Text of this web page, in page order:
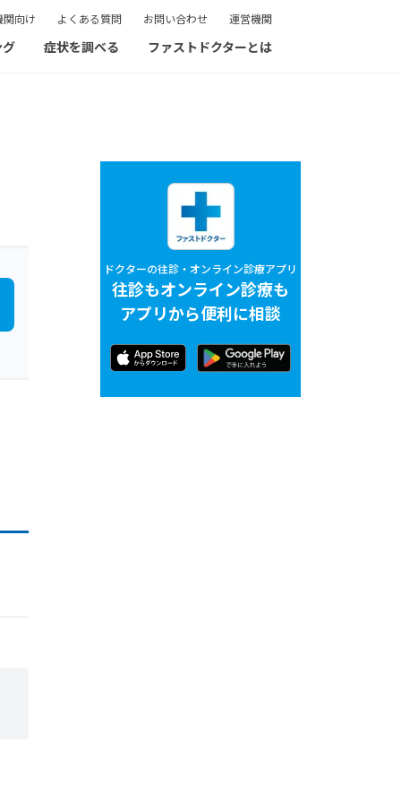
関向け よくある質問 お問い合わせ 運営機関
症状を調べる ファストドクターとは
ドクターの往診・オンライン診療アプリ
往診もオンライン診療も
アプリから便利に相談